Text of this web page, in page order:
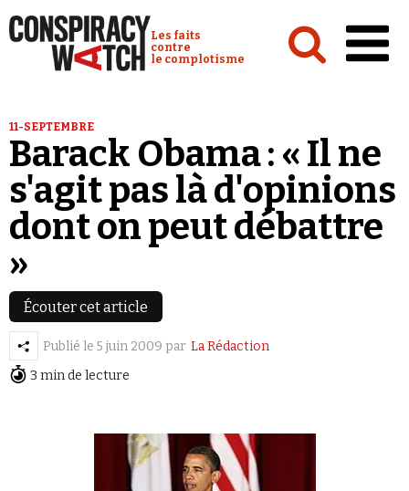
Conspiracy Watch :
Les faits
contre
le complotisme
Analyses
Conspipédia
Vidéos
Émissions
Revues de presse
11-SEPTEMBRE
Barack Obama : « Il ne
s'agit pas là d'opinions
dont on peut débattre
»
Écouter cet article
Publié le 5 juin 2009 par La Rédaction
3 min de lecture